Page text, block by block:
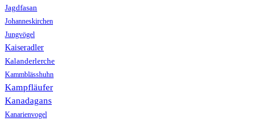
Jagdfasan
Johanneskirchen
Jungvögel
Kaiseradler
Kalanderlerche
Kammblässhuhn
Kampfläufer
Kanadagans
Kanarienvogel